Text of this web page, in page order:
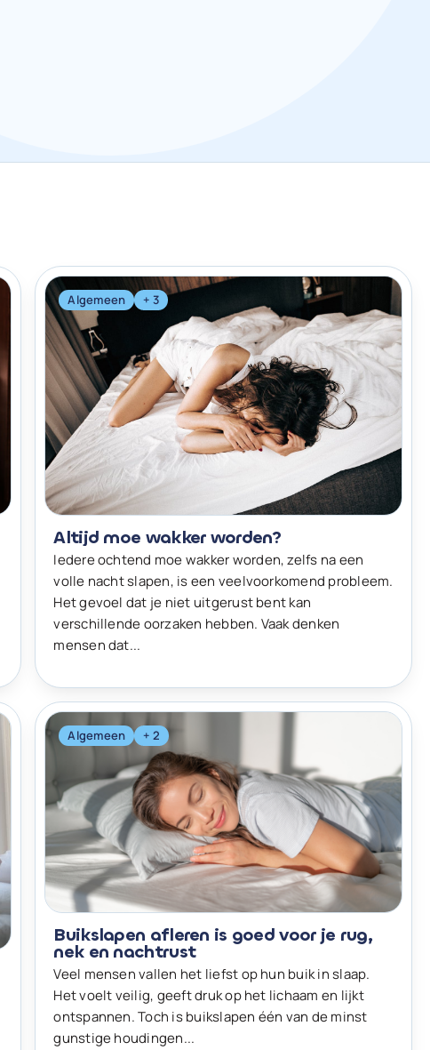
Algemeen + 3
Altijd moe wakker worden?
Iedere ochtend moe wakker worden, zelfs na een
volle nacht slapen, is een veelvoorkomend probleem.
Het gevoel dat je niet uitgerust bent kan
verschillende oorzaken hebben. Vaak denken
mensen dat...
Algemeen + 2
Buikslapen afleren is goed voor je rug,
nek en nachtrust
Veel mensen vallen het liefst op hun buik in slaap.
Het voelt veilig, geeft druk op het lichaam en lijkt
ontspannen. Toch is buikslapen één van de minst
gunstige houdingen...